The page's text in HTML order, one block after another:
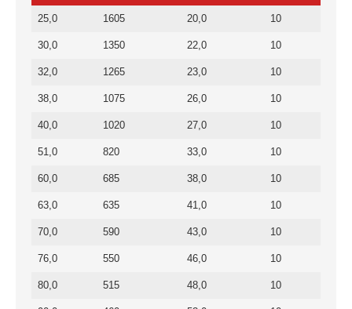
25,0 1605 20,0 10
30,0 1350 22,0 10
32,0 1265 23,0 10
38,0 1075 26,0 10
40,0 1020 27,0 10
51,0 820 33,0 10
60,0 685 38,0 10
63,0 635 41,0 10
70,0 590 43,0 10
76,0 550 46,0 10
80,0 515 48,0 10